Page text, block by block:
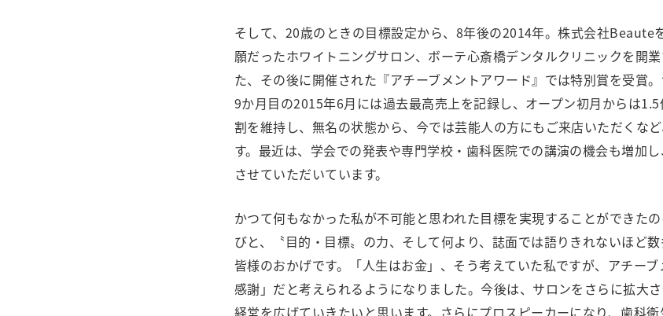
そして、20歳のときの目標設定から、8年後の2014年。株式会社Beaute
願だったホワイトニングサロン、ボーテ心斎橋デンタルクリニックを開
た、その後に開催された『アチーブメントアワード』では特別賞を受賞
9か月目の2015年6月には過去最高売上を記録し、オープン初月からは
割を維持し、無名の状態から、今では芸能人の方にもご来店いただくな
す。最近は、学会での発表や専門学校・歯科医院での講演の機会も増加
させていただいています。
かつて何もなかった私が不可能と思われた目標を実現することができた
びと、〝目的・目標〟の力、そして何より、誌面では語りきれないほど
皆様のおかげです。「人生はお金」、そう考えていた私ですが、アチー
感謝」だと考えられるようになりました。今後は、サロンをさらに拡大
経営を広げていきたいと思います。さらにプロスピーカーになり、歯科